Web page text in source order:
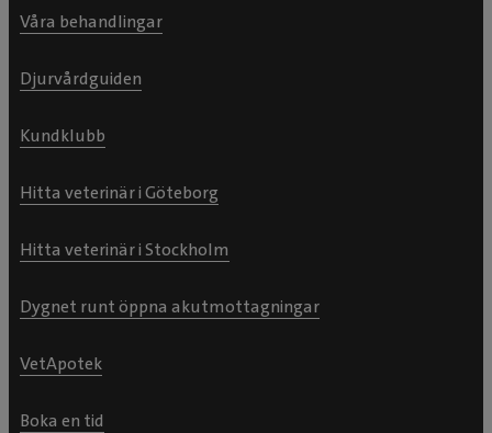
Våra behandlingar
Djurvårdguiden
Kundklubb
Hitta veterinär i Göteborg
Hitta veterinär i Stockholm
Dygnet runt öppna akutmottagningar
VetApotek
Boka en tid